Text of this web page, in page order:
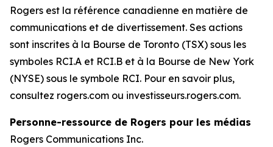
Rogers est la référence canadienne en matière de
communications et de divertissement. Ses actions
sont inscrites à la Bourse de Toronto (TSX) sous les
symboles RCI.A et RCI.B et à la Bourse de New York
(NYSE) sous le symbole RCI. Pour en savoir plus,
consultez rogers.com ou investisseurs.rogers.com.
Personne-ressource de Rogers pour les médias
Rogers Communications Inc.